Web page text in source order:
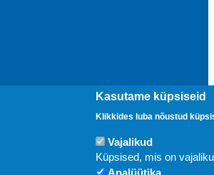
Kasutame küpsiseid
Klikkides luba nõustud
Vajalikud
Küpsised, mis on
Analüütika